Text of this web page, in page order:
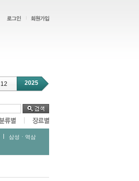
12 2025
삼성ㆍ역삼